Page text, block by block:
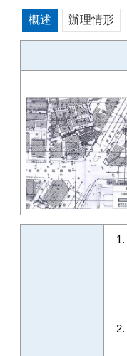
概述 辦理情形